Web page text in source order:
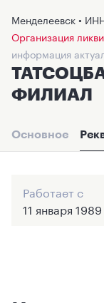
Менделеевск •
Организация
информация
ФИЛИАЛ
Основное
Работает с
11 января 1989